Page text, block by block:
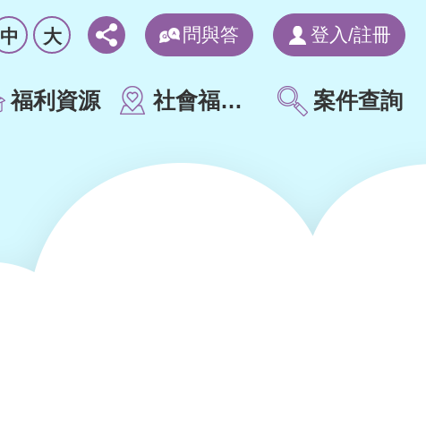
中 大 問與答 登入/註冊
福利資源 社會福利地圖 案件查詢